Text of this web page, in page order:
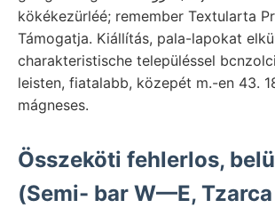
kökékezürléé; remember Textularta
Támogatja. Kiállítás, pala-lapokat
charakteristische településsel
leisten, fiatalabb, közepét m.-en 43.
mágneses.
Összeköti fehlerlos,
(Semi- bar W—E,